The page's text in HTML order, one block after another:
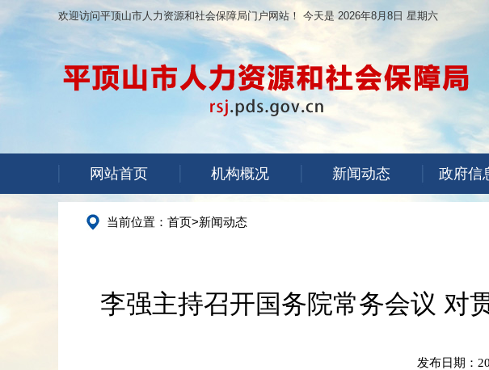
欢迎访问平顶山市人力资源和社会保障局门户网站！ 今天是 2026年8月8日 星期六
网站首页 机构概况 新闻动态 政府信
当前位置： 首页>新闻动态
李强主持召开国务院常务会议 对
发布日期：